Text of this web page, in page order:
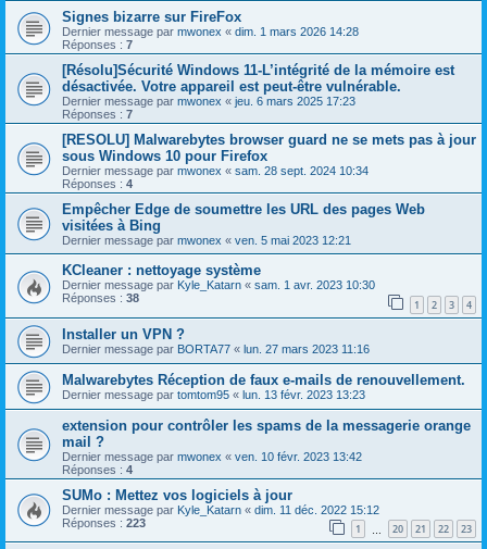
Signes bizarre sur FireFox
Dernier message par mwonex « dim. 1 mars 2026 14:28
Réponses : 7
[Résolu]Sécurité Windows 11-L’intégrité de la mémoire est
désactivée. Votre appareil est peut-être vulnérable.
Dernier message par mwonex « jeu. 6 mars 2025 17:23
Réponses : 7
[RESOLU] Malwarebytes browser guard ne se mets pas à jour
sous Windows 10 pour Firefox
Dernier message par mwonex « sam. 28 sept. 2024 10:34
Réponses : 4
Empêcher Edge de soumettre les URL des pages Web
visitées à Bing
Dernier message par mwonex « ven. 5 mai 2023 12:21
KCleaner : nettoyage système
Dernier message par Kyle_Katarn « sam. 1 avr. 2023 10:30
Réponses : 38 1 2 3 4
Installer un VPN ?
Dernier message par BORTA77 « lun. 27 mars 2023 11:16
Malwarebytes Réception de faux e-mails de renouvellement.
Dernier message par tomtom95 « lun. 13 févr. 2023 13:23
extension pour contrôler les spams de la messagerie orange
mail ?
Dernier message par mwonex « ven. 10 févr. 2023 13:42
Réponses : 4
SUMo : Mettez vos logiciels à jour
Dernier message par Kyle_Katarn « dim. 11 déc. 2022 15:12
Réponses : 223 1 20 21 22 23